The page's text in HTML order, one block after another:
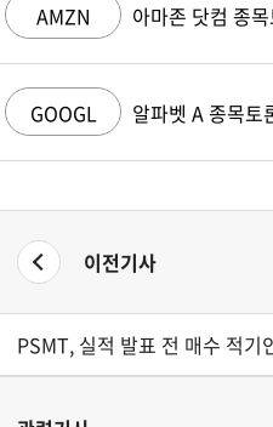
AMZN 아마존 닷컴 종
GOOGL 알파벳 A 종목토
이전기사
PSMT, 실적 발표 전 매수 적기